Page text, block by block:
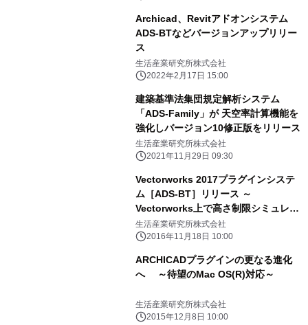
Archicad、Revitアドオンシステム
ADS-BTなどバージョンアップリリー
ス
生活産業研究所株式会社
2022年2月17日 15:00
建築基準法集団規定解析システム
「ADS-Family」が 天空率計算機能を
強化しバージョン10修正版をリリース
生活産業研究所株式会社
2021年11月29日 09:30
Vectorworks 2017プラグインシステ
ム［ADS-BT］リリース ～
Vectorworks上で高さ制限シミュレー
ションが可能に～
生活産業研究所株式会社
2016年11月18日 10:00
ARCHICADプラグインの更なる進化
へ ～待望のMac OS(R)対応～
生活産業研究所株式会社
2015年12月8日 10:00